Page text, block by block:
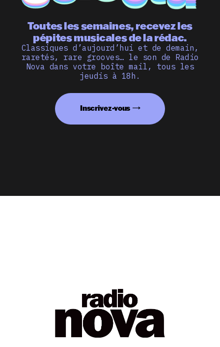
Toutes les semaines, recevez les
pépites musicales de la rédac.
Classiques d’aujourd’hui et de demain,
raretés, rare grooves… le son de Radio
Nova dans votre boîte mail, tous les
jeudis à 18h.
Inscrivez-vous